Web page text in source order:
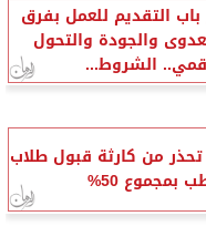
التقديم للعمل بفرق
والجودة والتحول
الشروط...
تحذر من كارثة قبول طلاب
بمجموع 50%